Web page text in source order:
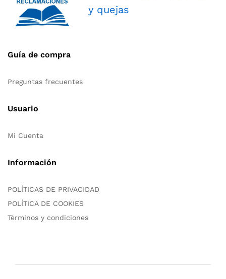
y quejas
Guía de compra
Preguntas frecuentes
Usuario
Mi Cuenta
Información
POLÍTICAS DE PRIVACIDAD
POLÍTICA DE COOKIES
Términos y condiciones